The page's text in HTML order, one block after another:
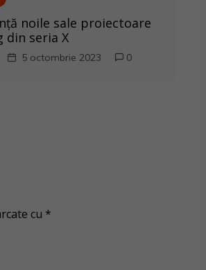
noile sale proiectoare
din seria X
5 octombrie 2023 0
cu *